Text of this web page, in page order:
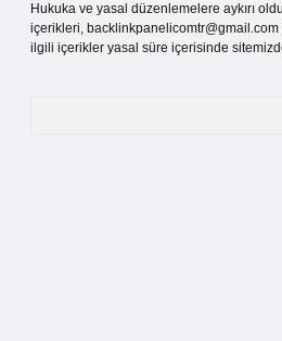
Hukuka ve yasal düzenlemelere aykırı
içerikleri, backlinkpanelicomtr@gmail.com
ilgili içerikler yasal süre içerisinde